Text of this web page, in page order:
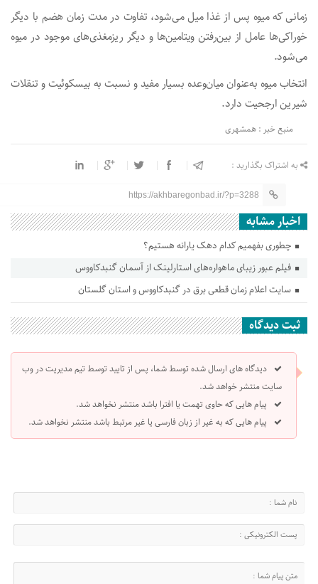
زمانی که میوه پس از غذا میل می‌شود، تفاوت در مدت زمان هضم با دیگر
خوراکی‌ها عامل از بین‌رفتن ویتامین‌ها و دیگر ریزمغذی‌های موجود در میوه
می‌شود.
انتخاب میوه به‌عنوان میان‌وعده بسیار مفید و نسبت به بیسکوئیت و تنقلات
شیرین ارجحیت دارد.
منبع خبر : همشهری
به اشتراک بگذارید :
https://akhbaregonbad.ir/?p=3288
اخبار مشابه
چطوری بفهمیم کدام دهک یارانه هستیم؟
فیلم عبور زیبای ماهواره‌های استارلینک از آسمان گنبدکاووس
سایت اعلام زمان قطعی برق در‌ گنبدکاووس و استان گلستان
ثبت دیدگاه
دیدگاه های ارسال شده توسط شما، پس از تایید توسط تیم مدیریت در وب
سایت منتشر خواهد شد.
پیام هایی که حاوی تهمت یا افترا باشد منتشر نخواهد شد.
پیام هایی که به غیر از زبان فارسی یا غیر مرتبط باشد منتشر نخواهد شد.